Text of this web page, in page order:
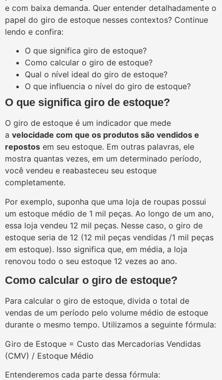
e com baixa demanda. Quer entender detalhadamente o
papel do giro de estoque nesses contextos? Continue
lendo e confira:
O que significa giro de estoque?
Como calcular o giro de estoque?
Qual o nível ideal do giro de estoque?
O que influencia o nível do giro de estoque?
O que significa giro de estoque?
O giro de estoque é um indicador que mede
a velocidade com que os produtos são vendidos e
repostos em seu estoque. Em outras palavras, ele
mostra quantas vezes, em um determinado período,
você vendeu e reabasteceu seu estoque
completamente.
Por exemplo, suponha que uma loja de roupas possui
um estoque médio de 1 mil peças. Ao longo de um ano,
essa loja vendeu 12 mil peças. Nesse caso, o giro de
estoque seria de 12 (12 mil peças vendidas /1 mil peças
em estoque). Isso significa que, em média, a loja
renovou todo o seu estoque 12 vezes ao ano.
Como calcular o giro de estoque?
Para calcular o giro de estoque, divida o total de
vendas de um período pelo volume médio de estoque
durante o mesmo tempo. Utilizamos a seguinte fórmula:
Giro de Estoque = Custo das Mercadorias Vendidas
(CMV) / Estoque Médio
Entenderemos cada parte dessa fórmula: